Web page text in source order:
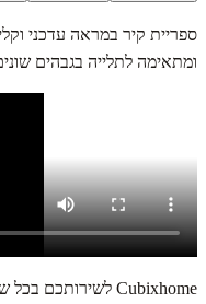
ומתאימה לתלייה בגבהים
Cubixhome לשירותכם בכל שאלה. ניתן ליצור קשר טלפוני: